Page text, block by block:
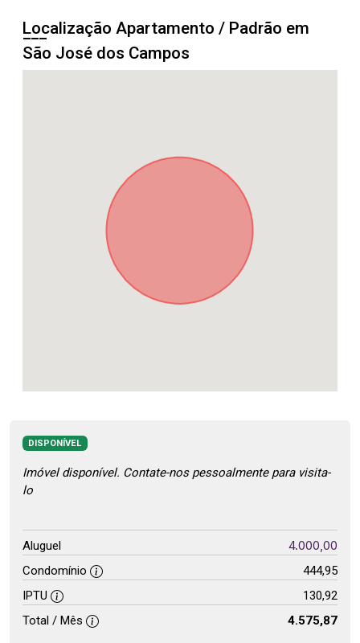
Localização Apartamento / Padrão em
São José dos Campos
DISPONÍVEL
Imóvel disponível. Contate-nos pessoalmente para visita-
lo
Aluguel 4.000,00
Condomínio
444,95
IPTU
130,92
Total / Mês
4.575,87